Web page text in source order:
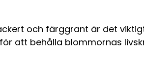
och färggrant är det
att behålla blommornas